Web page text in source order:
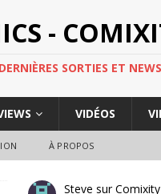
-
SORTIES ET
VIDÉOS
À PROPOS
Steve sur